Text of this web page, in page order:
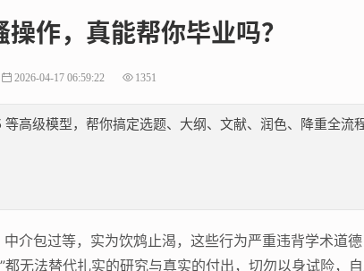
作，真能帮你毕业吗？
2026-04-17 06:59:22 1351
高级模型，帮你搞定选题、大纲、文献、润色、降重全流
介包过等，实为饮鸩止渴，这些行为严重违背学术道
无法替代扎实的研究与真实的付出，切勿以身试险，自